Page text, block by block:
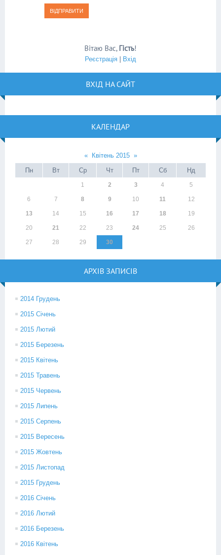
ВІДПРАВИТИ
Вітаю Вас, Гість!
Реєстрація Вхід
ВХІД НА САЙТ
КАЛЕНДАР
« Квітень 2015 »
Пн
Вт Ср Чт Пт Сб Нд
1 2 3 4 5
6 7 8 9 10 11 12
13 14 15 16 17 18 19
20 21 22 23 24 25 26
27 28 29 30
АРХІВ ЗАПИСІВ
2014 Грудень
2015 Січень
2015 Лютий
2015 Березень
2015 Квітень
2015 Травень
2015 Червень
2015 Липень
2015 Серпень
2015 Вересень
2015 Жовтень
2015 Листопад
2015 Грудень
2016 Січень
2016 Лютий
2016 Березень
2016 Квітень